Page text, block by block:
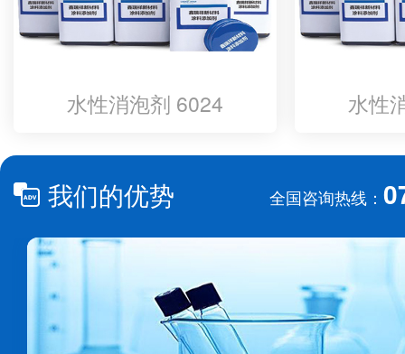
水性消泡剂 6024 水性
全国咨询热线：
我们的优势